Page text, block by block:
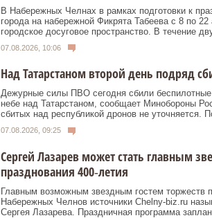
В Набережных Челнах в рамках подготовки к
города на набережной Фикрята Табеева с 8 по 22
городское досуговое пространство. В течение
07.08.2026, 10:06
Над Татарстаном второй день подряд
Дежурные силы ПВО сегодня сбили
небе над Татарстаном, сообщает Минобороны
сбитых над республикой дронов не уточняется.
07.08.2026, 09:25
Сергей Лазарев может стать главным
празднования 400‑летия
Главным возможным звездным гостем торжеств
Набережных Челнов источники Chelny-biz.ru
Сергея Лазарева. Праздничная программа